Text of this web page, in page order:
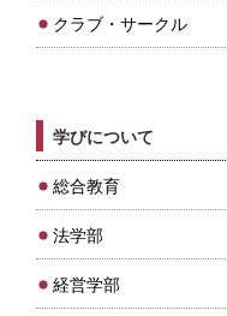
クラブ・サークル
学びについて
総合教育
法学部
経営学部